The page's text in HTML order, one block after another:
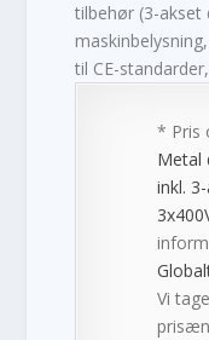
tilbehør (3-akset
til CE-
* Pris
Metal
inkl.
Vi